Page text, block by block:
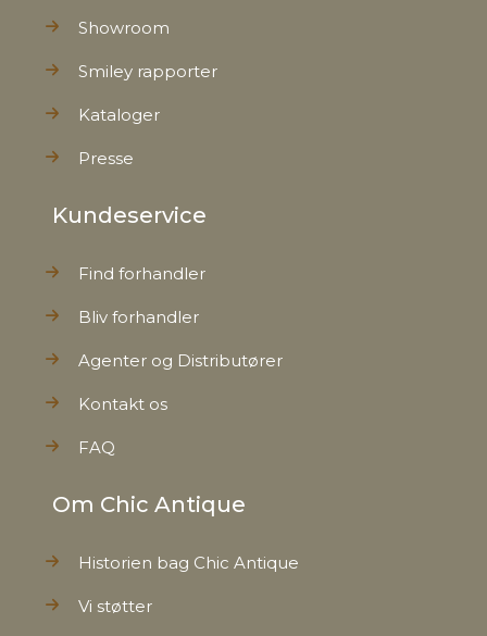
Showroom
Smiley rapporter
Kataloger
Presse
Kundeservice
Find forhandler
Bliv forhandler
Agenter og Distributører
Kontakt os
FAQ
Om Chic Antique
Historien bag Chic Antique
Vi støtter